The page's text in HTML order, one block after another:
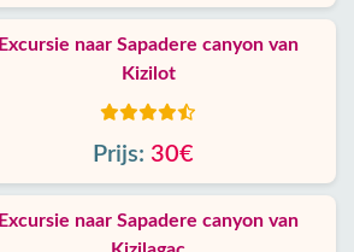
Excursie naar Sapadere canyon van
Kizilot
Prijs: 30€
Excursie naar Sapadere canyon van